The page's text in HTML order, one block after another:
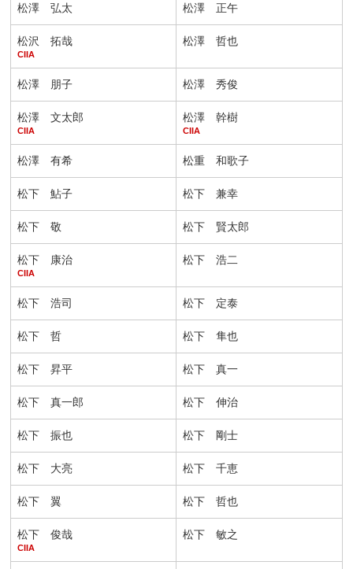
松澤 弘太 松澤 正午
松沢 拓哉
CIIA
松澤 哲也
松澤 朋子 松澤 秀俊
松澤 文太郎
CIIA
松澤 幹樹
CIIA
松澤 有希 松重 和歌子
松下 鮎子 松下 兼幸
松下 敬 松下 賢太郎
松下 康治
CIIA
松下 浩二
松下 浩司 松下 定泰
松下 哲 松下 隼也
松下 昇平 松下 真一
松下 真一郎 松下 伸治
松下 振也 松下 剛士
松下 大亮 松下 千恵
松下 翼 松下 哲也
松下 俊哉
CIIA
松下 敏之